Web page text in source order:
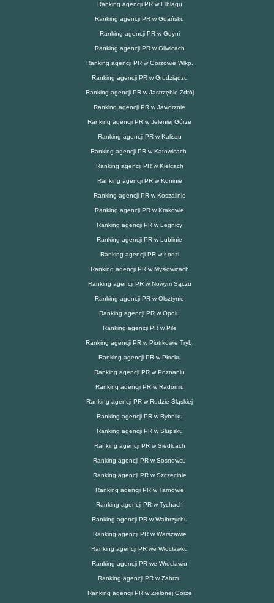
Ranking agencji PR w Elblągu
Ranking agencji PR w Gdańsku
Ranking agencji PR w Gdyni
Ranking agencji PR w Gliwicach
Ranking agencji PR w Gorzowie Wlkp.
Ranking agencji PR w Grudziądzu
Ranking agencji PR w Jastrzębie Zdrój
Ranking agencji PR w Jaworznie
Ranking agencji PR w Jeleniej Górze
Ranking agencji PR w Kaliszu
Ranking agencji PR w Katowicach
Ranking agencji PR w Kielcach
Ranking agencji PR w Koninie
Ranking agencji PR w Koszalinie
Ranking agencji PR w Krakowie
Ranking agencji PR w Legnicy
Ranking agencji PR w Lublinie
Ranking agencji PR w Łodzi
Ranking agencji PR w Mysłowicach
Ranking agencji PR w Nowym Sączu
Ranking agencji PR w Olsztynie
Ranking agencji PR w Opolu
Ranking agencji PR w Pile
Ranking agencji PR w Piotrkowie Tryb.
Ranking agencji PR w Płocku
Ranking agencji PR w Poznaniu
Ranking agencji PR w Radomiu
Ranking agencji PR w Rudzie Śląskiej
Ranking agencji PR w Rybniku
Ranking agencji PR w Słupsku
Ranking agencji PR w Siedlcach
Ranking agencji PR w Sosnowcu
Ranking agencji PR w Szczecinie
Ranking agencji PR w Tarnowie
Ranking agencji PR w Tychach
Ranking agencji PR w Wałbrzychu
Ranking agencji PR w Warszawie
Ranking agencji PR we Włocławku
Ranking agencji PR we Wrocławiu
Ranking agencji PR w Zabrzu
Ranking agencji PR w Zielonej Górze